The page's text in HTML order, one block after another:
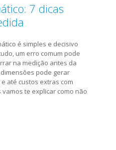
7 dicas
é simples e decisivo
um erro comum pode
na medição antes da
pode gerar
até custos extras com
te explicar como não